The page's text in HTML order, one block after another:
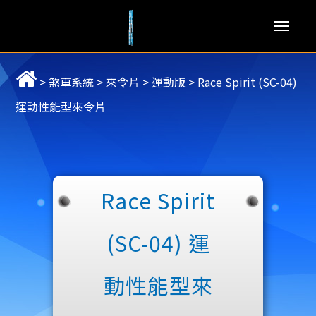
>煞車系統 >來令片 >運動版> Race Spirit (SC-04)
運動性能型來令片
Race Spirit
(SC-04) 運
動性能型來